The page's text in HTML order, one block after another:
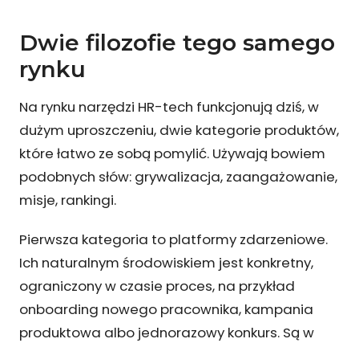
Dwie filozofie tego samego
rynku
Na rynku narzędzi HR-tech funkcjonują dziś, w
dużym uproszczeniu, dwie kategorie produktów,
które łatwo ze sobą pomylić. Używają bowiem
podobnych słów: grywalizacja, zaangażowanie,
misje, rankingi.
Pierwsza kategoria to platformy zdarzeniowe.
Ich naturalnym środowiskiem jest konkretny,
ograniczony w czasie proces, na przykład
onboarding nowego pracownika, kampania
produktowa albo jednorazowy konkurs. Są w